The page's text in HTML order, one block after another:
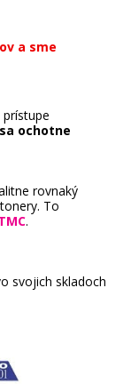
a sme
ochotne
rovnaký
To
.
svojich skladoch